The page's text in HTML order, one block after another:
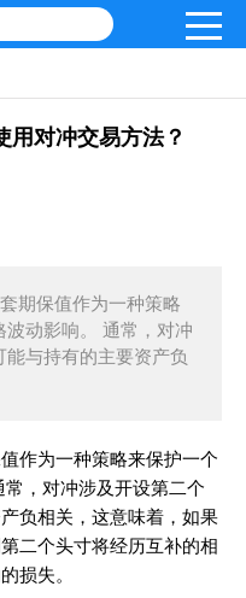
用对冲交易方法？
保值作为一种策略
动影响。 通常，对冲
与持有的主要资产负
为一种策略来保护一个
，对冲涉及开设第二个
负相关，这意味着，如果
二个头寸将经历互补的相
损失。